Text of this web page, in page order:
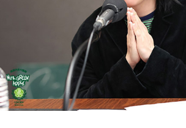
祝い事には向かないとする考え方もありま
流派や地域による違いもあるため、一つの
するとよいでしょう。
■2026年8月8日に財布を新調するのはあ
・六曜「先勝」（午前中が吉とされる）
「8」が並ぶことから縁起の良い日とい
いますが、暦の上では
寅の日にあたるの
また、六曜は先勝で、一般的には午前中